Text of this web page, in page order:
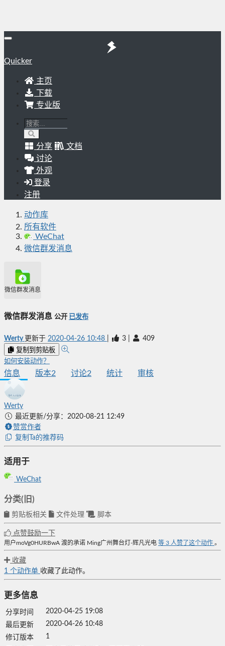
Quicker
主页
下载
专业版
分享
文档
讨论
外观
登录
注册
动作库
所有软件
WeChat
微信群发消息
微信群发消息
微信群发消息 公开 已发布
Werty 更新于 2020-04-26 10:48 3 409
复制到剪贴板
如何安装动作？
信息 版本2 讨论2 统计 审核
Werty
最近更新/分享：2020-08-21 12:49
赞赏作者
复制Ta的推荐码
适用于
WeChat
分类(旧)
剪贴板相关 文件处理 脚本
点赞鼓励一下
用户moVg0HURBwA 渡的承诺 Ming广州舞台灯-辉凡光电 等 3 人赞了这个动作 。
收藏
1 个动作单 收藏了此动作。
更多信息
分享时间
2020-04-25 19:08
最后更新
2020-04-26 10:48
修订版本
1